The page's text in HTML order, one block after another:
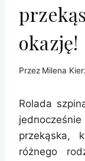
okazję!
Przez Milena
Rolada
przekąska,
różnego